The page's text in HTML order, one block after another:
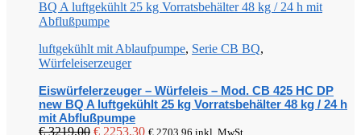
luftgekühlt mit Ablaufpumpe, Serie CB BQ,
Würfeleiserzeuger
Eiswürfelerzeuger – Würfeleis – Mod. CB 425 HC DP
new BQ A luftgekühlt 25 kg Vorratsbehälter 48 kg / 24 h
mit Abflußpumpe
€3219,00 Ursprünglicher
€ 2253,30Aktueller
€ 2703,96 inkl. MwSt